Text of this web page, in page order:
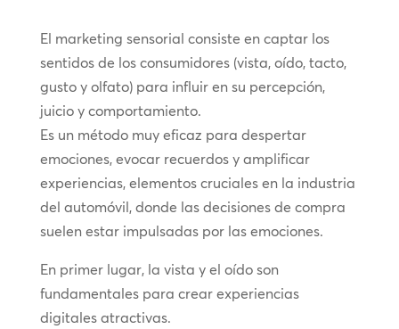
El marketing sensorial consiste en captar los
sentidos de los consumidores (vista, oído, tacto,
gusto y olfato) para influir en su percepción,
juicio y comportamiento.
Es un método muy eficaz para despertar
emociones, evocar recuerdos y amplificar
experiencias, elementos cruciales en la industria
del automóvil, donde las decisiones de compra
suelen estar impulsadas por las emociones.
En primer lugar, la vista y el oído son
fundamentales para crear experiencias
digitales atractivas.